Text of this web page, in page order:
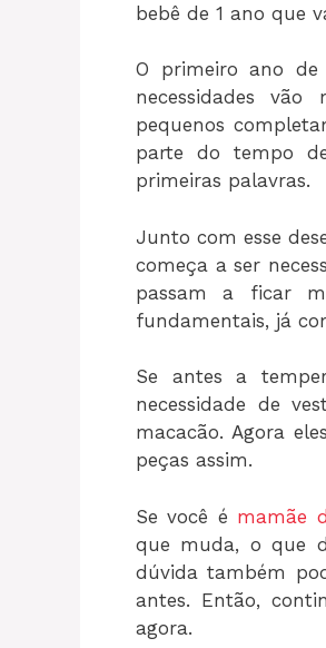
bebê de 1 ano que
O primeiro ano de
necessidades
pequenos
parte do tempo
primeiras palavras.
Junto com esse
começa a ser
passam a ficar
fundamentais, já
Se antes a
necessidade de
macacão. Agora
peças assim.
Se você é mamãe
que muda, o que
dúvida também
antes. Então,
agora.